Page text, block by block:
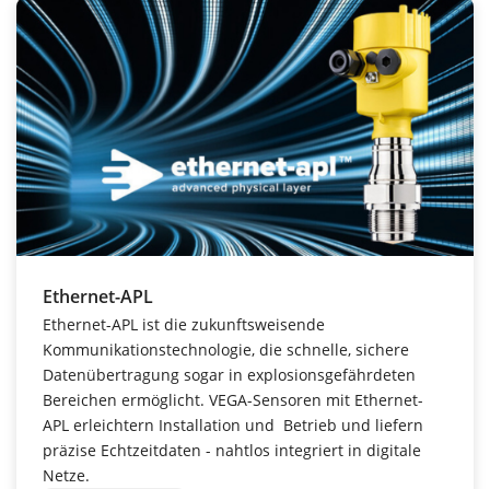
Ethernet-APL
Ethernet-APL ist die zukunftsweisende
Kommunikationstechnologie, die schnelle, sichere
Datenübertragung sogar in explosionsgefährdeten
Bereichen ermöglicht. VEGA-Sensoren mit Ethernet-
APL erleichtern Installation und Betrieb und liefern
präzise Echtzeitdaten - nahtlos integriert in digitale
Netze.